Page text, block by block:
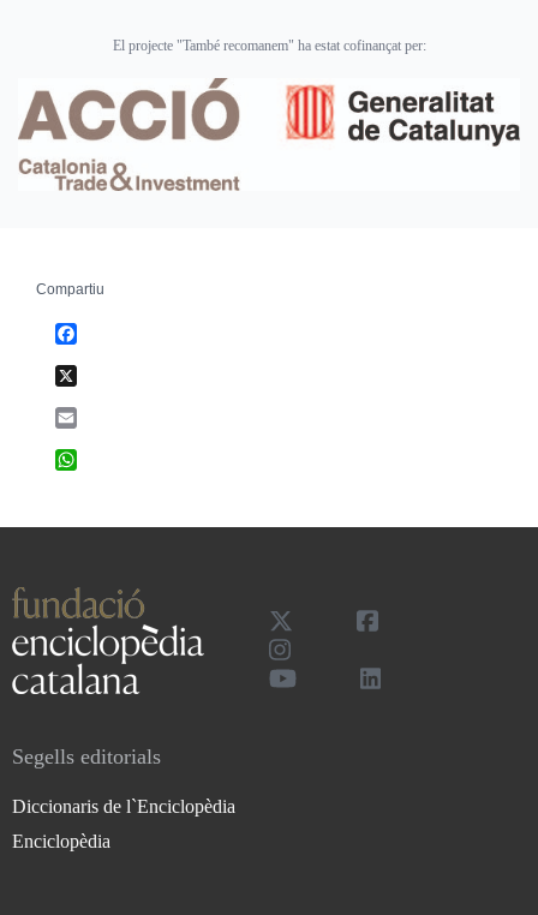
El projecte "També recomanem" ha estat cofinançat per:
Compartiu
Segells editorials
Diccionaris de l`Enciclopèdia
Enciclopèdia